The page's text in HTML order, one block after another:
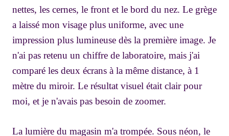
nettes, les cernes, le front et le bord du nez. Le grège
a laissé mon visage plus uniforme, avec une
impression plus lumineuse dès la première image. Je
n'ai pas retenu un chiffre de laboratoire, mais j'ai
comparé les deux écrans à la même distance, à 1
mètre du miroir. Le résultat visuel était clair pour
moi, et je n'avais pas besoin de zoomer.
La lumière du magasin m'a trompée. Sous néon, le